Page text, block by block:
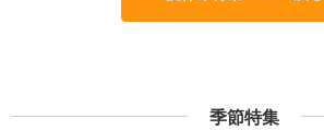
季節特集